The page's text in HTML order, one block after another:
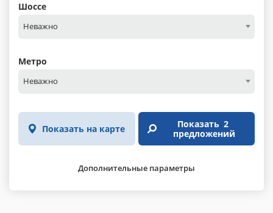
Шоссе
Неважно
Метро
Неважно
Показать на карте Показать 2
предложений
Дополнительные параметры